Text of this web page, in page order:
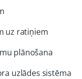
uz ratiņiem
plānošana
uzlādes sistēma